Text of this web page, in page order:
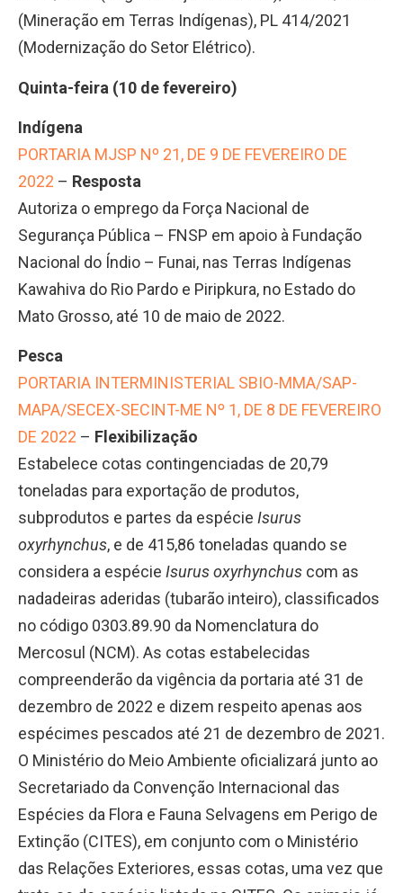
(Mineração em Terras Indígenas), PL 414/2021
(Modernização do Setor Elétrico).
Quinta-feira (10 de fevereiro)
Indígena
PORTARIA MJSP Nº 21, DE 9 DE FEVEREIRO DE
2022 – Resposta
Autoriza o emprego da Força Nacional de
Segurança Pública – FNSP em apoio à Fundação
Nacional do Índio – Funai, nas Terras Indígenas
Kawahiva do Rio Pardo e Piripkura, no Estado do
Mato Grosso, até 10 de maio de 2022.
Pesca
PORTARIA INTERMINISTERIAL SBIO-MMA/SAP-
MAPA/SECEX-SECINT-ME Nº 1, DE 8 DE FEVEREIRO
DE 2022 – Flexibilização
Estabelece cotas contingenciadas de 20,79
toneladas para exportação de produtos,
subprodutos e partes da espécie Isurus
oxyrhynchus, e de 415,86 toneladas quando se
considera a espécie Isurus oxyrhynchus com as
nadadeiras aderidas (tubarão inteiro), classificados
no código 0303.89.90 da Nomenclatura do
Mercosul (NCM). As cotas estabelecidas
compreenderão da vigência da portaria até 31 de
dezembro de 2022 e dizem respeito apenas aos
espécimes pescados até 21 de dezembro de 2021.
O Ministério do Meio Ambiente oficializará junto ao
Secretariado da Convenção Internacional das
Espécies da Flora e Fauna Selvagens em Perigo de
Extinção (CITES), em conjunto com o Ministério
das Relações Exteriores, essas cotas, uma vez que